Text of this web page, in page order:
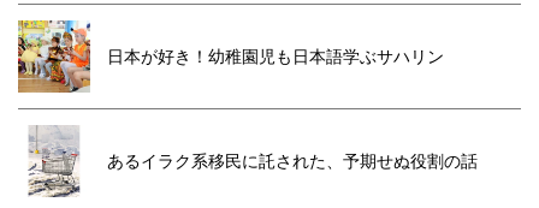
日本が好き！幼稚園児も日本語学ぶサハリン
あるイラク系移民に託された、予期せぬ役割の話